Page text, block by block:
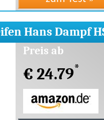
Hans Dampf
Preis ab
€ 24.79*